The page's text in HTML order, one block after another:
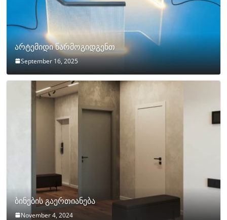
არტემიდი წარმოგიდგენთ
September 16, 2025
ბინების გაერთიანება
November 4, 2024